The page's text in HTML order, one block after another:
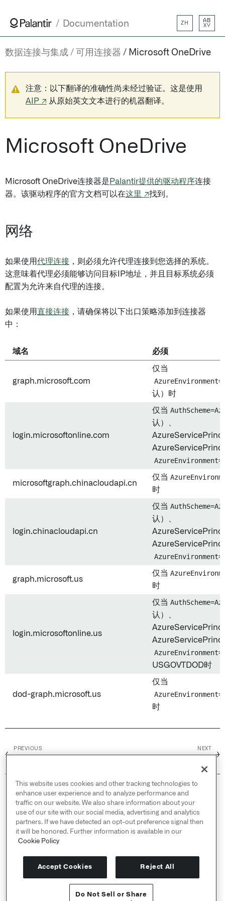
Documentation ZH
AB
XY
数据连接与集成 可用连接器 Microsoft OneDrive
注意：以下翻译的准确性尚未经过验证。这是使用
AIP ↗ 从原始英文文本进行的机器翻译。
Microsoft OneDrive
Microsoft OneDrive连接器是 Palantir提供的驱动程序连接
器。该驱动程序的官方文档可以在这里 ↗找到。
网络
如果使用代理连接 ，则必须允许代理连接到您选择的系统。
这意味着代理必须能够访问目标IP地址，并且目标系统必须
配置为允许来自代理的连接。
如果使用 直接连接 ，请确保将以下出口策略添加到连接器
中：
域名 必须
graph.microsoft.com
仅当
认）时
login.microsoftonline.com
仅当
认）、
microsoftgraph.chinacloudapi.cn
仅当
时
login.chinacloudapi.cn
仅当
认）、
graph.microsoft.us
仅当
时
login.microsoftonline.us
仅当
认）、
USGOVTDOD时
dod-graph.microsoft.us
仅当
时
←
PREVIOUS NEXT
→
© 2026 Palantir Technologies Inc. All rights
reserved.
Cookies Statement ↗
Privacy Statement ↗
Terms of Use ↗
Do Not Sell or Share My Personal Information
This website uses cookies and other tracking technologies to
enhance user experience and to analyze performance and
traffic on our website. We also share information about your
use of our site with our social media, advertising and analytics
partners. If we have detected an opt-out preference signal then
it will be honored. Further information is available in our
Cookie Policy
Accept Cookies Reject All
Do Not Sell or Share